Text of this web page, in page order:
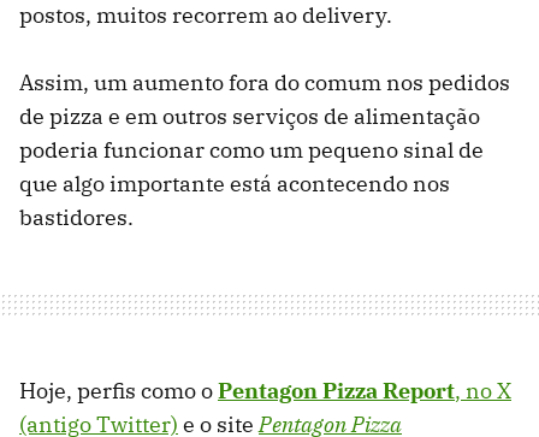
postos, muitos recorrem ao delivery.
Assim, um aumento fora do comum nos pedidos
de pizza e em outros serviços de alimentação
poderia funcionar como um pequeno sinal de
que algo importante está acontecendo nos
bastidores.
Hoje, perfis como oPentagon Pizza Report, no X
(antigo Twitter) e o sitePentagon Pizza